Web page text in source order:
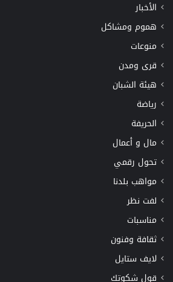
الأخبار
هموم ومشاكل
منوعات
قرى ومدن
هيئة الشبان
رياضة
الحريفة
مال و أعمال
تحول رقمي
مواهب بلدنا
لفت نظر
مناسبات
ثقافة وفنون
لايف ستايل
قول شكوتك